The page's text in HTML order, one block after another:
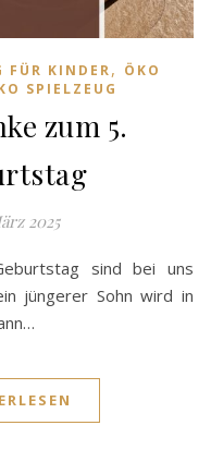
FÜR KINDER, ÖKO
SPIELZEUG
zum 5.
2025
sind bei uns
jüngerer Sohn wird in